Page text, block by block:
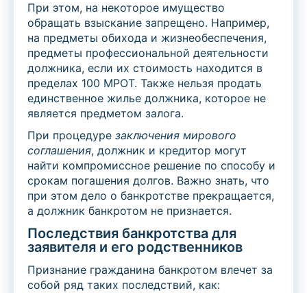
При этом, на некоторое имущество
обращать взыскание запрещено. Например,
на предметы обихода и жизнеобеспечения,
предметы профессиональной деятельности
должника, если их стоимость находится в
пределах 100 МРОТ. Также нельзя продать
единственное жилье должника, которое не
является предметом залога.
При процедуре заключения мирового
соглашения, должник и кредитор могут
найти компромиссное решение по способу и
срокам погашения долгов. Важно знать, что
при этом дело о банкротстве прекращается,
а должник банкротом не признается.
Последствия банкротства для
заявителя и его родственников
Признание гражданина банкротом влечет за
собой ряд таких последствий, как: